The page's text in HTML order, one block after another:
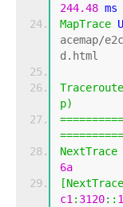
244.48 ms
MapTrace
acemap/
d.html
Traceroute
p)
NextTrace
6a
[NextTrace
c1 : 3120:: 1